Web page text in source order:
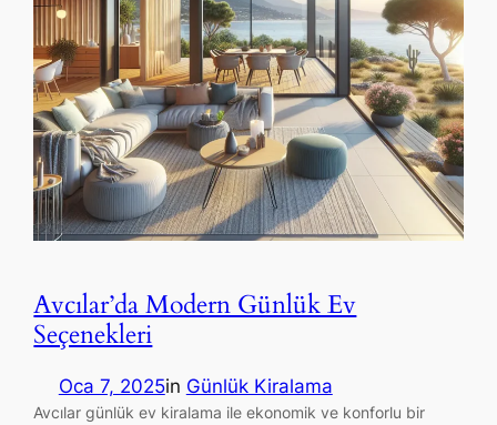
Avcılar’da Modern Günlük Ev
Seçenekleri
Oca 7, 2025in Günlük Kiralama
Avcılar günlük ev kiralama ile ekonomik ve konforlu bir